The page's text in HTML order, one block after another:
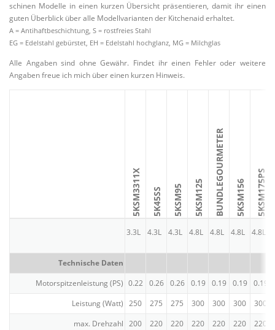
schinen Modelle in einen kurzen Übersicht präsen­tieren, damit ihr einen
guten Überblick über alle Modell­va­ri­anten der Kitchenaid erhaltet.
A = Antihaft­be­schichtung, S = rostfreies Stahl
EG = Edelstahl gebürstet, EH = Edelstahl hochglanz, MG = Milchglas
Alle Angaben sind ohne Gewähr. Findet ihr einen Fehler oder weitere
Angaben freue ich mich über einen kurzen Hinweis.
5KSM3311X 5K45SS 5KSM95 5KSM125 BUNDLE­GOUR­METER 5KSM156 5KSM175PS
3.3L 4.3L 4.3L 4.8L 4.8L 4.8L 4.8L
Technische Daten
Motor­spit­zen­leistung (PS) 0.22 0.26 0.26 0.19 0.19 0.19 0.19
Leistung (Watt) 250 275 275 300 300 300
300
max. Drehzahl 200 220 220 220 220 220
220